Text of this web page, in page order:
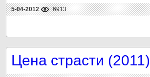
5-04-2012 6913
Цена страсти (2011)